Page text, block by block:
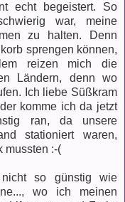
echt begeistert. So
war, meine
zu halten. Denn
sprengen können,
reizen mich die
Ländern, denn wo
Ich liebe Süßkram
komme ich da jetzt
ran, da unsere
stationiert waren,
mussten :-(
so günstig wie
wo ich meinen